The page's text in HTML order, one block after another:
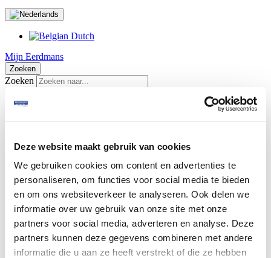
Deze website maakt gebruik van cookies
We gebruiken cookies om content en advertenties te
personaliseren, om functies voor social media te bieden
en om ons websiteverkeer te analyseren. Ook delen we
informatie over uw gebruik van onze site met onze
partners voor social media, adverteren en analyse. Deze
partners kunnen deze gegevens combineren met andere
informatie die u aan ze heeft verstrekt of die ze hebben
Mijn Eerdmans
Zoeken
Zoeken
Bootverzekering
Schade melden recreatiewoning
Hoe voorkom je vervuilde diesel?
Naar schatting is ongeveer 70% van de dieseltanks in de pleziervaart
verontreinigd.
22 januari 2025